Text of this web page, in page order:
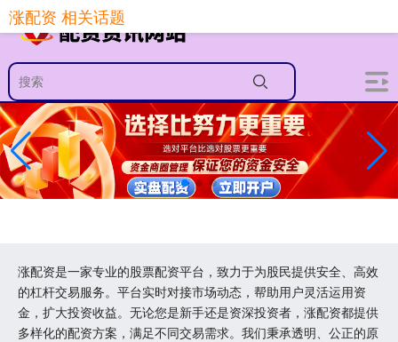
涨配资是一家专业的股票配资平台，致力于为股民提供安全、高效
的杠杆交易服务。平台实时对接市场动态，帮助用户灵活运用资
金，扩大投资收益。无论您是新手还是资深投资者，涨配资都提供
多样化的配资方案，满足不同交易需求。我们秉承透明、公正的原
涨配资 相关话题